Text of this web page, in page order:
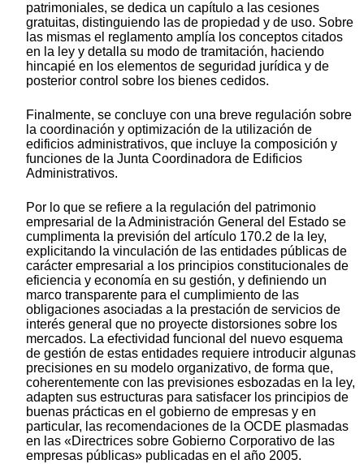
patrimoniales, se dedica un capítulo a las cesiones
gratuitas, distinguiendo las de propiedad y de uso. Sobre
las mismas el reglamento amplía los conceptos citados
en la ley y detalla su modo de tramitación, haciendo
hincapié en los elementos de seguridad jurídica y de
posterior control sobre los bienes cedidos.
Finalmente, se concluye con una breve regulación sobre
la coordinación y optimización de la utilización de
edificios administrativos, que incluye la composición y
funciones de la Junta Coordinadora de Edificios
Administrativos.
Por lo que se refiere a la regulación del patrimonio
empresarial de la Administración General del Estado se
cumplimenta la previsión del artículo 170.2 de la ley,
explicitando la vinculación de las entidades públicas de
carácter empresarial a los principios constitucionales de
eficiencia y economía en su gestión, y definiendo un
marco transparente para el cumplimiento de las
obligaciones asociadas a la prestación de servicios de
interés general que no proyecte distorsiones sobre los
mercados. La efectividad funcional del nuevo esquema
de gestión de estas entidades requiere introducir algunas
precisiones en su modelo organizativo, de forma que,
coherentemente con las previsiones esbozadas en la ley,
adapten sus estructuras para satisfacer los principios de
buenas prácticas en el gobierno de empresas y en
particular, las recomendaciones de la OCDE plasmadas
en las «Directrices sobre Gobierno Corporativo de las
empresas públicas» publicadas en el año 2005.